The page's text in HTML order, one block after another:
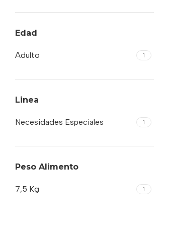
Edad
Adulto 1
Linea
Necesidades Especiales 1
Peso Alimento
7,5 Kg 1